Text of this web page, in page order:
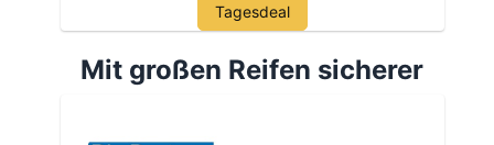
Tagesdeal
Mit großen Reifen sicherer